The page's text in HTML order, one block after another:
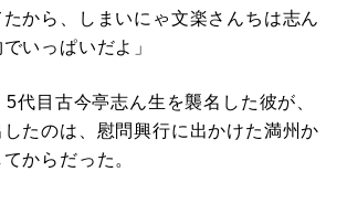
から、しまいにゃ文楽さんちは志ん
いっぱいだよ」
代目古今亭志ん生を襲名した彼が、
たのは、慰問興行に出かけた満州か
からだった。